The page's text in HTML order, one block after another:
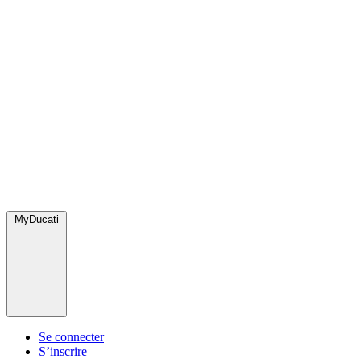
MyDucati
Se connecter
S’inscrire